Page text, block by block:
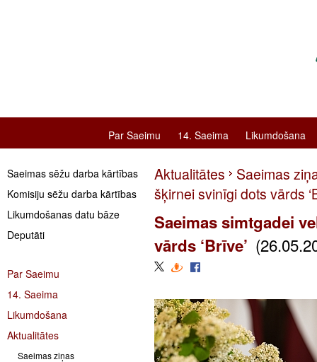
Par Saeimu 14. Saeima Likumdošana
Saeimas sēžu darba kārtības
Komisiju sēžu darba kārtības
Likumdošanas datu bāze
Deputāti
Par Saeimu
14. Saeima
Likumdošana
Aktualitātes
Saeimas ziņas
Aktualitātes
Saeimas
šķirnei svinīgi dots vārds
Saeimas simtgadei
vārds ‘Brīve’